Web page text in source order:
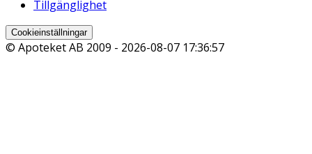
Tillgänglighet
Cookieinställningar
© Apoteket AB 2009 - 2026-08-07 17:36:57